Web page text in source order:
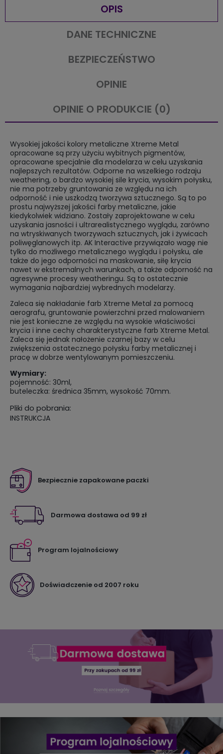
OPIS
DANE TECHNICZNE
BEZPIECZEŃSTWO
OPINIE
OPINIE O PRODUKCIE (0)
Wysokiej jakości kolory metaliczne Xtreme Metal
opracowane są przy użyciu wybitnych pigmentów,
opracowane specjalnie dla modelarza w celu uzyskania
najlepszych rezultatów. Odporne na wszelkiego rodzaju
weathering, o bardzo wysokiej sile krycia, wysokim połysku,
nie ma potrzeby gruntowania ze względu na ich
odporność i nie uszkodzą tworzywa sztucznego. Są to po
prostu najwyższej jakości farby metaliczne, jakie
kiedykolwiek widziano. Zostały zaprojektowane w celu
uzyskania jasności i ultrarealistycznego wyglądu, zarówno
na wtryskiwanych tworzywach sztucznych, jak i żywicach
poliwęglanowych itp. AK Interactive przywiązało wagę nie
tylko do możliwego metalicznego wyglądu i połysku, ale
także do jego odporności na maskowanie, siłę krycia
nawet w ekstremalnych warunkach, a także odporność na
agresywne procesy weatheringu. Są to ostatecznie
wymagania najbardziej wybrednych modelarzy.
Zaleca się nakładanie farb Xtreme Metal za pomocą
aerografu, gruntowanie powierzchni przed malowaniem
nie jest konieczne ze względu na wysokie właściwości
krycia i inne cechy charakterystyczne farb Xtreme Metal.
Zaleca się jednak nałożenie czarnej bazy w celu
zwiększenia ostatecznego połysku farby metalicznej i
pracę w dobrze wentylowanym pomieszczeniu.
Wymiary:
pojemność: 30ml,
buteleczka: średnica 35mm, wysokość 70mm.
Pliki do pobrania:
INSTRUKCJA
Bezpiecznie zapakowane paczki
Darmowa dostawa od 99 zł
Program lojalnościowy
Doświadczenie od 2007 roku